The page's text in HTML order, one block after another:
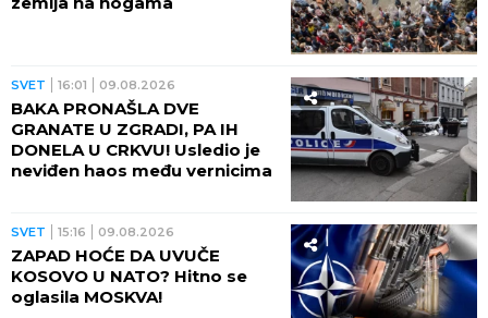
SVET 16:01 09.08.2026
BAKA PRONAŠLA DVE
GRANATE U ZGRADI, PA IH
DONELA U CRKVU! Usledio je
neviđen haos među vernicima
SVET 15:16 09.08.2026
ZAPAD HOĆE DA UVUČE
KOSOVO U NATO? Hitno se
oglasila MOSKVA!